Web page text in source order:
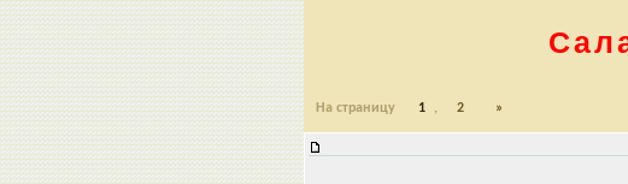
На страницу 1 , 2 »